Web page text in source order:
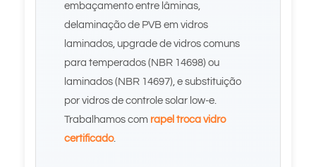
embaçamento entre lâminas,
delaminação de PVB em vidros
laminados, upgrade de vidros comuns
para temperados (NBR 14698) ou
laminados (NBR 14697), e substituição
por vidros de controle solar low-e.
Trabalhamos com rapel troca vidro
certificado.